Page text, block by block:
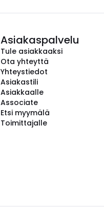
Asiakaspalvelu
Tule asiakkaaksi
Ota yhteyttä
Yhteystiedot
Asiakastili
Asiakkaalle
Associate
Etsi myymälä
Toimittajalle